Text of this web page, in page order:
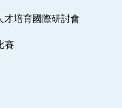
培育國際研討會
賽